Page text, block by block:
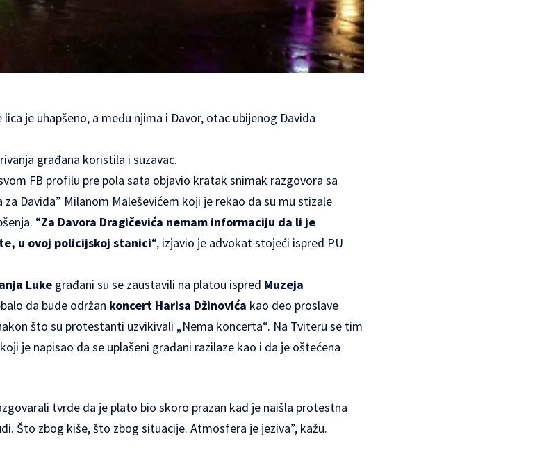
je uhapšeno, a među njima i Davor, otac ubijenog Davida
građana koristila i suzavac.
FB profilu pre pola sata objavio kratak snimak razgovora sa
Davida” Milanom Maleševićem koji je rekao da su mu stizale
“Za Davora Dragičevića nemam informaciju da li je
u ovoj policijskoj stanici“, izjavio je advokat stojeći ispred PU
Luke građani su se zaustavili na platou ispred Muzeja
da bude održan koncert Harisa Džinovića kao deo proslave
što su protestanti uzvikivali „Nema koncerta“. Na Tviteru se tim
je napisao da se uplašeni građani razilaze kao i da je oštećena
tvrde da je plato bio skoro prazan kad je naišla protestna
Što zbog kiše, što zbog situacije. Atmosfera je jeziva”, kažu.